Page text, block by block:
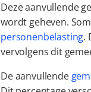
Deze aanvullende
wordt geheven.
personenbelasting.
vervolgens dit
De aanvullende